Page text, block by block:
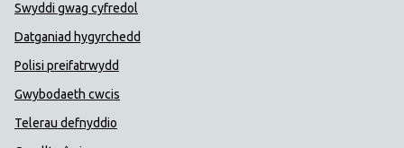
Swyddi gwag cyfredol
Datganiad hygyrchedd
Polisi preifatrwydd
Gwybodaeth cwcis
Telerau defnyddio